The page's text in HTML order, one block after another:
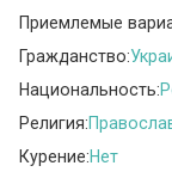
Приемлемые
Гражданство:
Национальность:
Религия:
Курение:Нет